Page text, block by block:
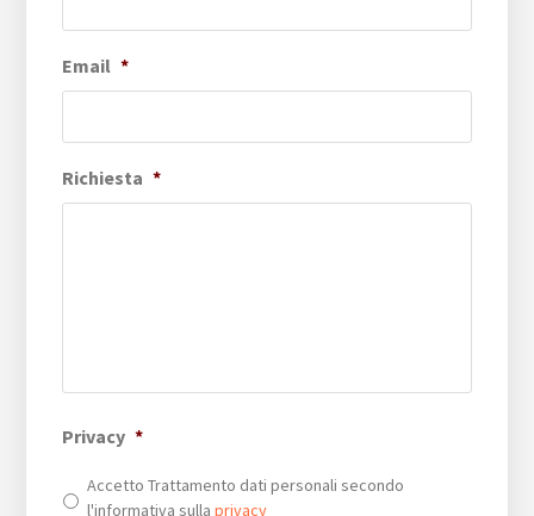
Email *
Richiesta *
Privacy *
Accetto Trattamento dati personali secondo
l'informativa sullaprivacy